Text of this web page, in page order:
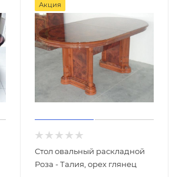
Акция
Стол овальный раскладной
Роза - Талия, орех глянец